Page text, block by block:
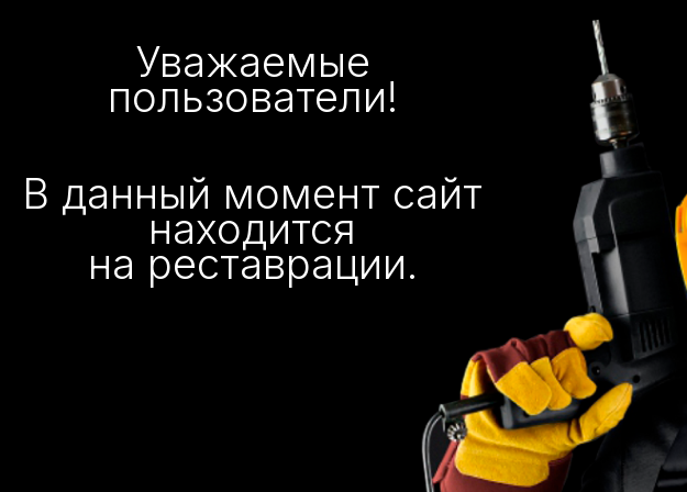
Уважаемые
пользователи!
В данный момент сайт
находится
на реставрации.